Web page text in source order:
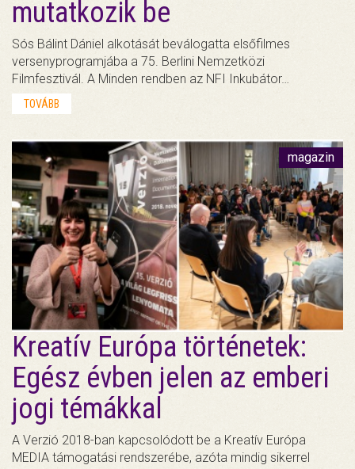
mutatkozik be
Sós Bálint Dániel alkotását beválogatta elsőfilmes
versenyprogramjába a 75. Berlini Nemzetközi
Filmfesztivál. A Minden rendben az NFI Inkubátor…
TOVÁBB
magazin
Kreatív Európa történetek:
Egész évben jelen az emberi
jogi témákkal
A Verzió 2018-ban kapcsolódott be a Kreatív Európa
MEDIA támogatási rendszerébe, azóta mindig sikerrel